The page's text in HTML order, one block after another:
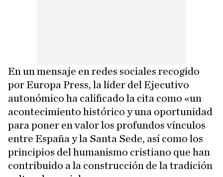
En un mensaje en redes sociales recogido
por Europa Press, la líder del Ejecutivo
autonómico ha calificado la cita como «un
acontecimiento histórico y una oportunidad
para poner en valor los profundos vínculos
entre España y la Santa Sede, así como los
principios del humanismo cristiano que han
contribuido a la construcción de la tradición